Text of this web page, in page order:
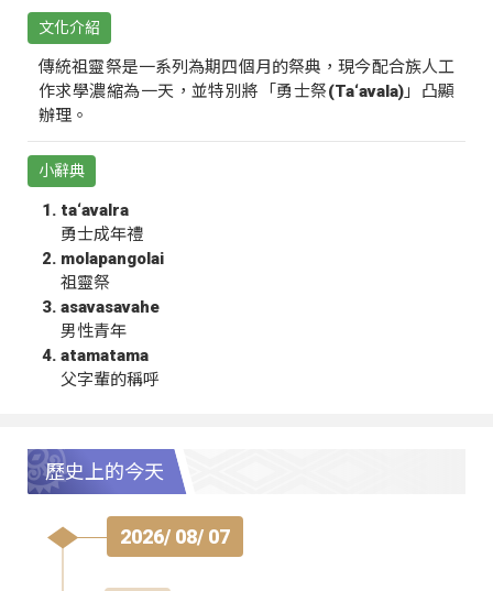
文化介紹
傳統祖靈祭是一系列為期四個月的祭典，現今配合族人工
作求學濃縮為一天，並特別將「勇士祭(Ta‘avala)」凸顯
辦理。
小辭典
ta‘avalra
勇士成年禮
molapangolai
祖靈祭
asavasavahe
男性青年
atamatama
父字輩的稱呼
歷史上的今天
2026/ 08/ 07